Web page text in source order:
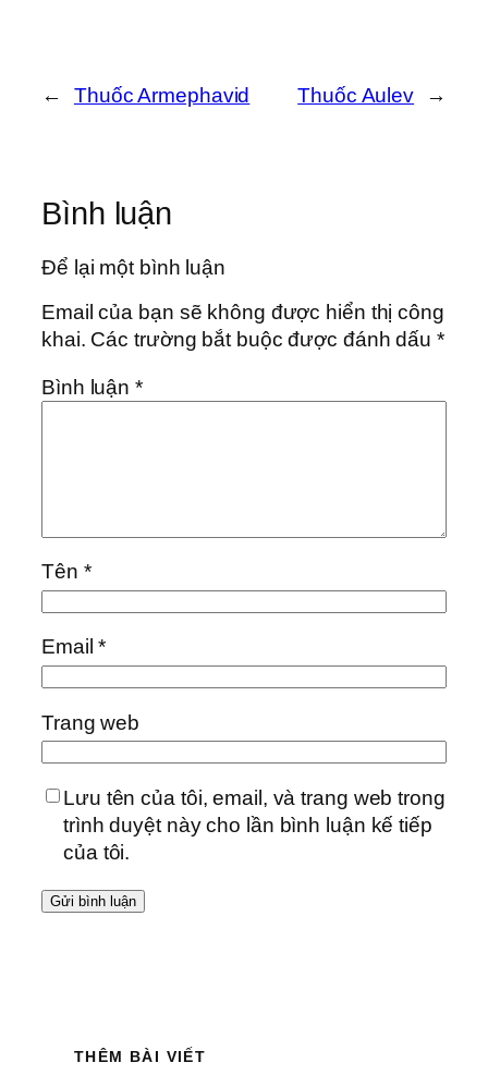
← Thuốc Armephavid Thuốc Aulev →
Bình luận
Để lại một bình luận
Email của bạn sẽ không được hiển thị công
khai. Các trường bắt buộc được đánh dấu*
Bình luận*
Tên *
Email*
Trang web
Lưu tên của tôi, email, và trang web trong
trình duyệt này cho lần bình luận kế tiếp
của tôi.
THÊM BÀI VIẾT